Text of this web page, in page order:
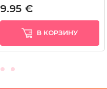
9.95 €
В КОРЗИНУ